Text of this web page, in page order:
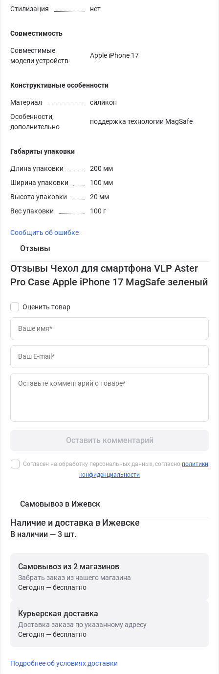
Стилизация нет
Совместимость
Совместимые
модели устройств
Apple iPhone 17
Конструктивные особенности
Материал
силикон
Особенности,
дополнительно
поддержка технологии MagSafe
Габариты упаковки
Длина упаковки
200 мм
Ширина упаковки
100 мм
Высота упаковки
20 мм
Вес упаковки
100 г
Сообщить об ошибке
Отзывы
Отзывы Чехол для смартфона VLP Aster
Pro Case Apple iPhone 17 MagSafe зеленый
Оценить товар
Оставить комментарий
Согласен на обработку персональных данных, согласно политики
конфиденциальности
Самовывоз в Ижевск
Наличие и доставка в Ижевске
В наличии — 3 шт.
Самовывоз из 2 магазинов
Забрать заказ из нашего магазина
Сегодня — бесплатно
Курьерская доставка
Доставка заказа по указанному адресу
Сегодня — бесплатно
Подробнее об условиях доставки